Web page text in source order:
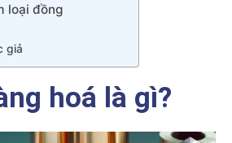
loại đồng
giả
hoá là gì?